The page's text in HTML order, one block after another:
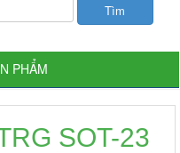
PHẨM
SOT-23